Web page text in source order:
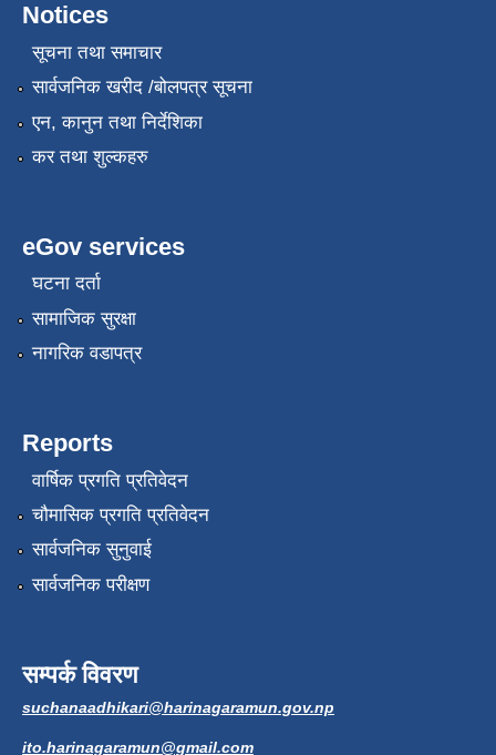
Notices
सूचना तथा समाचार
सार्वजनिक खरीद /बोलपत्र सूचना
एन, कानुन तथा निर्देशिका
कर तथा शुल्कहरु
eGov services
घटना दर्ता
सामाजिक सुरक्षा
नागरिक वडापत्र
Reports
वार्षिक प्रगति प्रतिवेदन
चौमासिक प्रगति प्रतिवेदन
सार्वजनिक सुनुवाई
सार्वजनिक परीक्षण
सम्पर्क विवरण
suchanaadhikari@harinagaramun.gov.np
ito.harinagaramun@gmail.com